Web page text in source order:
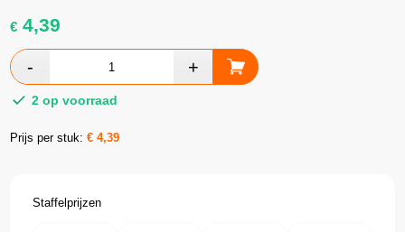
€ 4,39
2 op voorraad
Prijs per stuk:€4,39
Staffelprijzen